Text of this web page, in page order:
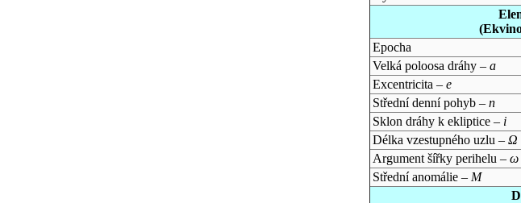
Epocha
Velká poloosa dráhy – a
Excentricita – e
Střední denní pohyb – n
Sklon dráhy k ekliptice – i
Délka vzestupného uzlu – Ω
Argument šířky perihelu – ω
Střední anomálie – M